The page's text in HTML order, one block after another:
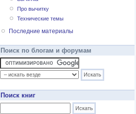
Про вычитку
Технические темы
Последние материалы
Поиск по блогам и форумам
Поиск книг